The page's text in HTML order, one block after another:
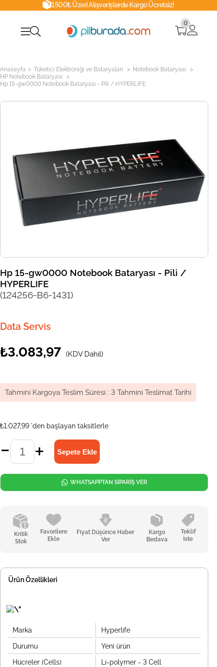
1500₺ Üzeri Alışverişlerde Kargo Ücretsiz!
0
Anasayfa > Tüketici Elektroniği ve Bataryaları > Notebook Bataryası >
HP Notebook Bataryası >
Hp 15-gw0000 Notebook Bataryası - Pili / HYPERLIFE
Hp 15-gw0000 Notebook Bataryası - Pili /
HYPERLIFE
(124256-B6-1431)
Data Servis
₺3.083,97 (KDV Dahil)
Tahmini Kargoya Teslim Süresi : 3 Tahmini Teslimat Tarihi
₺1.027,99 'den başlayan taksitlerle
Kritik
Stok
Favorilere
Ekle
Fiyat Düşünce Haber
Ver
Kargo
Bedava
Teklif
İste
WHATSAPPTAN SİPARİŞ VER
Ürün Özellikleri
Marka Hyperlife
Durumu Yeni ürün
Hücreler (Cells) Li-polymer - 3 Cell